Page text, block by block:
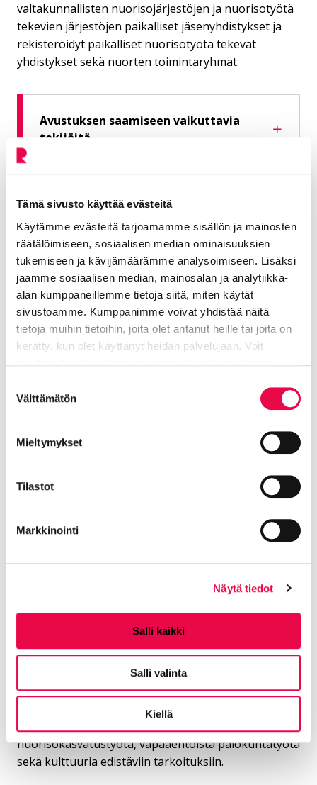
Tämä sivusto käyttää evästeitä
Käytämme evästeitä tarjoamamme sisällön ja mainosten
räätälöimiseen, sosiaalisen median ominaisuuksien
tukemiseen ja kävijämäärämme analysoimiseen. Lisäksi
jaamme sosiaalisen median, mainosalan ja analytiikka-
alan kumppaneillemme tietoja siitä, miten käytät
sivustoamme. Kumppanimme voivat yhdistää näitä
tietoja muihin tietoihin, joita olet antanut heille tai joita on
kerätty, kun olet käyttänyt heidän palvelujaan. Voit
valinta
Välttämätön
Mieltymykset
Tilastot
Markkinointi
Näytä tiedot
Salli kaikki
Salli valinta
Kiellä
valtakunnallisten nuorisojärjestöjen ja nuorisotyötä
tekevien järjestöjen paikalliset jäsenyhdistykset ja
rekisteröidyt paikalliset nuorisotyötä tekevät
yhdistykset sekä nuorten toimintaryhmät.
Avustuksen saamiseen vaikuttavia
tekijöitä
Nuorisolain tavoitteet
Hakuaika ja hakeminen
Lisätiedot
Nuorisopalvelupäällikkö
Sivistyksen ja hyvinvoinnin toimiala
Suojeluskunnan
lahjoitusrahasto
Suojeluskunnan lahjoitusrahasto myöntää
sääntöjensä mukaisesti toiminta-avustusta
vapaaehtoiseen maanpuolustustyöhön ja
kohdeavustuksia ampumaurheilua, liikunta- ja
nuorisokasvatustyötä, vapaaehtoista palokuntatyötä
sekä kulttuuria edistäviin tarkoituksiin.